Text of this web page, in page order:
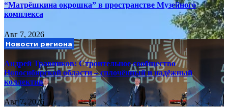
“Матрёшкина окрошка” в пространстве Музейного
комплекса
Авг 7, 2026
Новости региона
Андрей Травников: Строительное сообщество
Новосибирской области – сплочённый и надёжный
коллектив
Авг 7, 2026